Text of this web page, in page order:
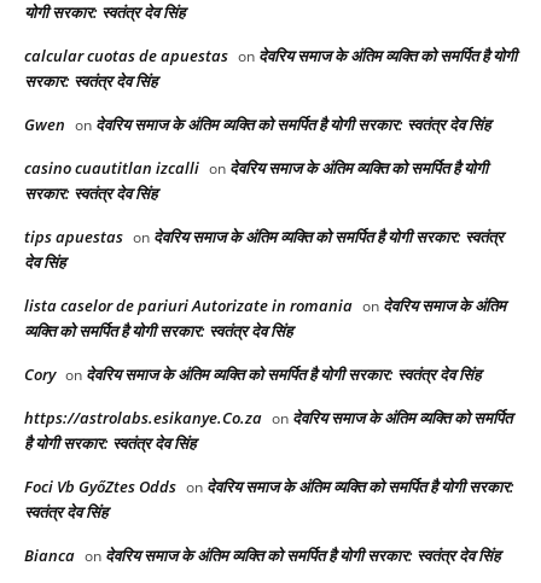
योगी सरकार: स्वतंत्र देव सिंह
calcular cuotas de apuestas on देवरिय समाज के अंतिम व्यक्ति को समर्पित है योगी
सरकार: स्वतंत्र देव सिंह
Gwen on देवरिय समाज के अंतिम व्यक्ति को समर्पित है योगी सरकार: स्वतंत्र देव सिंह
casino cuautitlan izcalli on देवरिय समाज के अंतिम व्यक्ति को समर्पित है योगी
सरकार: स्वतंत्र देव सिंह
tips apuestas on देवरिय समाज के अंतिम व्यक्ति को समर्पित है योगी सरकार: स्वतंत्र
देव सिंह
lista caselor de pariuri Autorizate in romania on देवरिय समाज के अंतिम
व्यक्ति को समर्पित है योगी सरकार: स्वतंत्र देव सिंह
Cory on देवरिय समाज के अंतिम व्यक्ति को समर्पित है योगी सरकार: स्वतंत्र देव सिंह
https://astrolabs.esikanye.Co.za on देवरिय समाज के अंतिम व्यक्ति को समर्पित
है योगी सरकार: स्वतंत्र देव सिंह
Foci Vb GyőZtes Odds on देवरिय समाज के अंतिम व्यक्ति को समर्पित है योगी सरकार:
स्वतंत्र देव सिंह
Bianca on देवरिय समाज के अंतिम व्यक्ति को समर्पित है योगी सरकार: स्वतंत्र देव सिंह